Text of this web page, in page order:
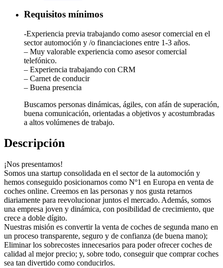
Requisitos mínimos
-Experiencia previa trabajando como asesor comercial en el
sector automoción y /o financiaciones entre 1-3 años.
– Muy valorable experiencia como asesor comercial
telefónico.
– Experiencia trabajando con CRM
– Carnet de conducir
– Buena presencia
Buscamos personas dinámicas, ágiles, con afán de superación,
buena comunicación, orientadas a objetivos y acostumbradas
a altos volúmenes de trabajo.
Descripción
¡Nos presentamos!
Somos una startup consolidada en el sector de la automoción y
hemos conseguido posicionarnos como Nº1 en Europa en venta de
coches online. Creemos en las personas y nos gusta retarnos
diariamente para reevolucionar juntos el mercado. Además, somos
una empresa joven y dinámica, con posibilidad de crecimiento, que
crece a doble dígito.
Nuestras misión es convertir la venta de coches de segunda mano en
un proceso transparente, seguro y de confianza (de buena mano);
Eliminar los sobrecostes innecesarios para poder ofrecer coches de
calidad al mejor precio; y, sobre todo, conseguir que comprar coches
sea tan divertido como conducirlos.